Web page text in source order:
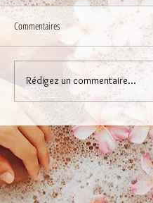
Commentaires
Rédigez un commentaire...